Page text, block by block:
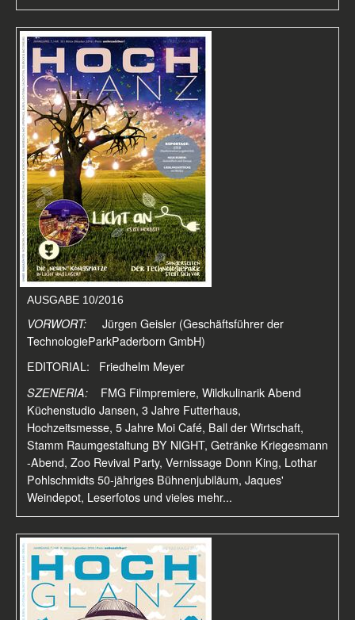
AUSGABE 10/2016
VORWORT:
Jürgen Geisler (Geschäftsführer der
TechnologieParkPaderborn GmbH)
EDITORIAL: Friedhelm Meyer
SZENERIA: FMG Filmpremiere, Wildkulinarik Abend
Küchenstudio Jansen, 3 Jahre Futterhaus,
Hochzeitsmesse, 5 Jahre Moi Café, Ball der Wirtschaft,
Stamm Raumgestaltung BY NIGHT, Getränke Kriegesmann
-Abend, Zoo Revival Party, Vernissage Donn King, Lothar
Pohlschmidts 50-jähriges Bühnenjubiläum, Jaques'
Weindepot, Leserfotos und vieles mehr...